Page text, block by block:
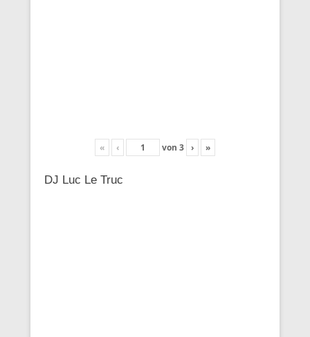
« ‹ von 3 › »
DJ Luc Le Truc